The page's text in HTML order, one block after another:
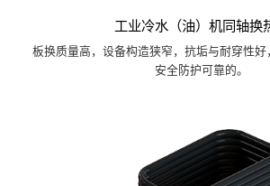
工业冷水（油）机同轴换
板换质量高，设备构造狭窄，抗垢与耐穿性好
安全防护可靠的。